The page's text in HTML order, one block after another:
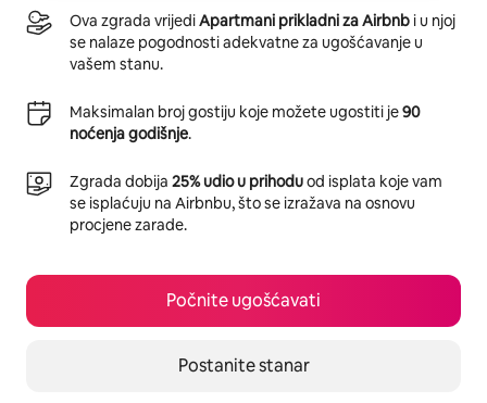
Ova zgrada vrijediApartmani prikladni za Airbnb i u njoj
se nalaze pogodnosti adekvatne za ugošćavanje u
vašem stanu.
Maksimalan broj gostiju koje možete ugostiti je90
noćenja godišnje.
Zgrada dobija 25% udio u prihoduod isplata koje vam
se isplaćuju na Airbnbu, što se izražava na osnovu
procjene zarade.
Počnite ugošćavati
Postanite stanar